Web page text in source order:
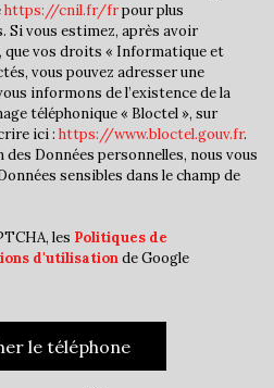
36 240
31,78 %
16,72 %
ans
https://cnil.fr/frpour plus
vous estimez, après avoir
que vos droits « Informatique et
vous pouvez adresser une
informons de l’existence de la
téléphonique « Bloctel », sur
ici : https://www.bloctel.gouv.fr.
Données personnelles, nous vous
sensibles dans le champ de
les Politiques de
d'utilisationde Google
le téléphone